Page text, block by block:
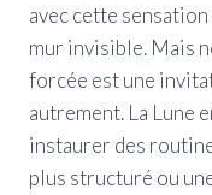
avec cette
mur invisible. Mais
forcée est une
autrement. La Lune
instaurer des
plus structuré ou